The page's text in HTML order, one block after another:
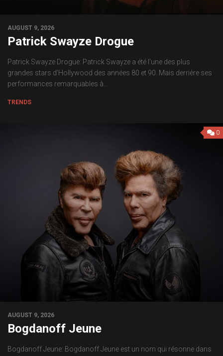
AUGUST 9, 2026
Patrick Swayze Drogue
Patrick Swayze Drogue: Patrick Swayze a été l’une des plus
grandes stars d’Hollywood des années 80 et 90. Mais derrière ses
performances remarquables à...
TRENDS
0
AUGUST 9, 2026
Bogdanoff Jeune
Bogdanoff Jeune: Bogdanoff Jeune est un nom qui résonne dans